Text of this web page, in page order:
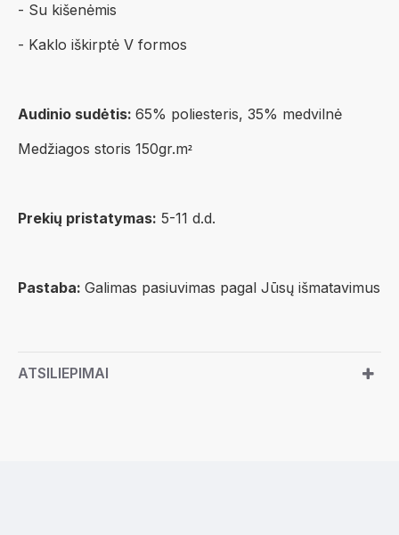
- Su kišenėmis
- Kaklo iškirptė V formos
Audinio sudėtis: 65% poliesteris, 35% medvilnė
Medžiagos storis 150gr.m²
Prekių pristatymas: 5-11 d.d.
Pastaba: Galimas pasiuvimas pagal Jūsų išmatavimus
ATSILIEPIMAI